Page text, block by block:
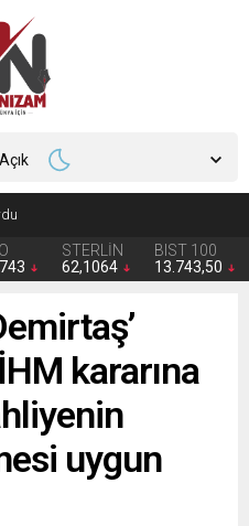
STERLİN
62,1064
BIST 100
13.743,50
Açık
kararına
uygun